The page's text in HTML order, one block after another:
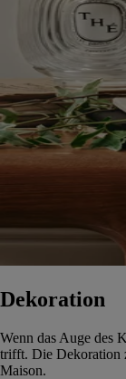
Dekoration
Wenn das Auge des
trifft. Die Dekoration
Maison.